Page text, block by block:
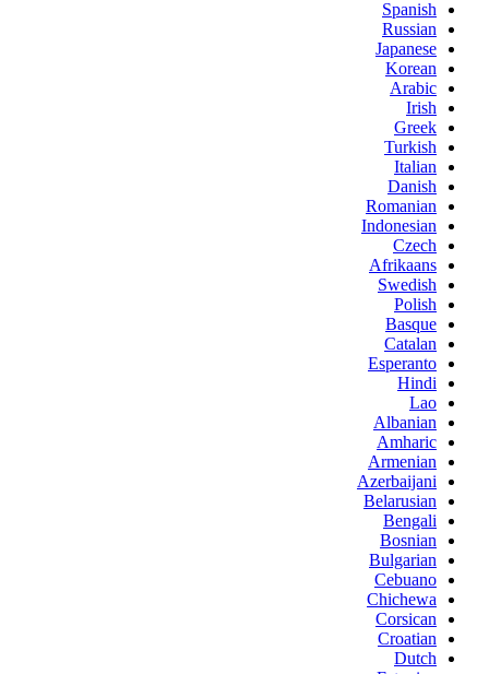
Spanish
Russian
Japanese
Korean
Arabic
Irish
Greek
Turkish
Italian
Danish
Romanian
Indonesian
Czech
Afrikaans
Swedish
Polish
Basque
Catalan
Esperanto
Hindi
Lao
Albanian
Amharic
Armenian
Azerbaijani
Belarusian
Bengali
Bosnian
Bulgarian
Cebuano
Chichewa
Corsican
Croatian
Dutch